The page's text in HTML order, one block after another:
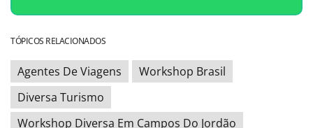
TÓPICOS RELACIONADOS
Agentes De Viagens
Workshop Brasil
Diversa Turismo
Workshop Diversa Em Campos Do Jordão